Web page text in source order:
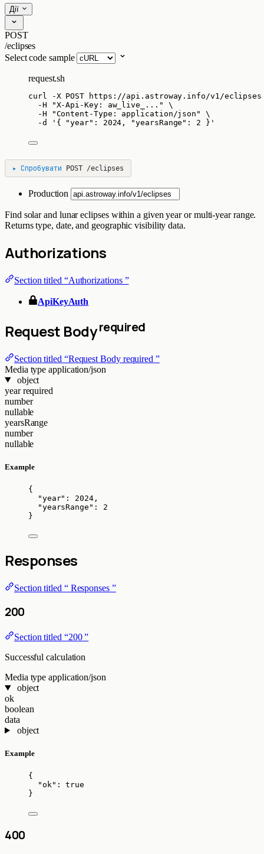
Дії
POST
/eclipses
Select code sample
request.sh
curl -X POST
https://api.astroway.info/v1/eclipses
-H
"X-Api-Key: aw_live_... "
\
-H
"Content-Type: application/json "
\
-d
' { "year": 2024, "yearsRange": 2 } '
▸ Спробувати POST /eclipses
Production
Find solar and lunar eclipses within a given year or multi-year range.
Returns type, date, and geographic visibility data.
Authorizations
Section titled “Authorizations ”
ApiKeyAuth
Request Bodyrequired
Section titled “Request Body required ”
Media type application/json
object
yearrequired
number
nullable
yearsRange
number
nullable
Example
{
"year" : 2024,
"yearsRange" : 2
}
Responses
Section titled “ Responses ”
200
Section titled “200 ”
Successful calculation
Media type application/json
object
ok
boolean
data
object
Example
{
"ok" : true
}
400